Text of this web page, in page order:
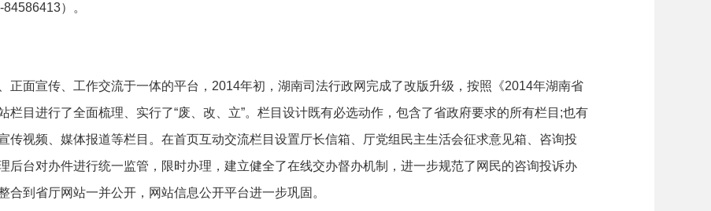
84586413）。
面宣传、工作交流于一体的平台， 2014年初，湖南司法行政网完成了改版升级，按照《2014年湖南省
目进行了全面梳理、实行了“废、改、立”。栏目设计既有必选动作，包含了省政府要求的所有栏目 ;也有
传视频、媒体报道等栏目。在首页互动交流栏目设置厅长信箱、厅党组民主生活会征求意见箱、咨询投
后台对办件进行统一监管，限时办理，建立健全了在线交办督办机制，进一步规范了网民的咨询投诉办
到省厅网站一并公开，网站信息公开平台进一步巩固。